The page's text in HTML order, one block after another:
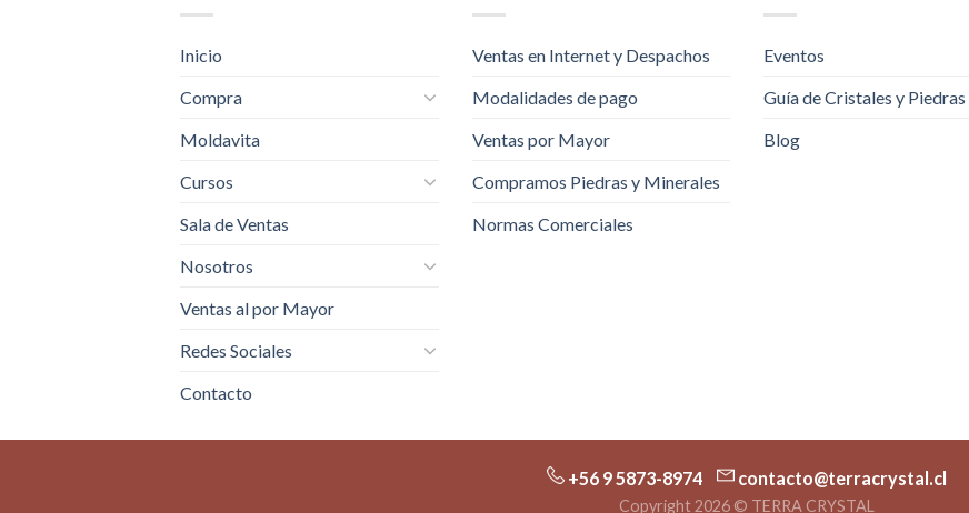
Inicio
Compra
Moldavita
Cursos
Sala de Ventas
Nosotros
Ventas al por Mayor
Redes Sociales
Contacto
Ventas en Internet y Despachos
Modalidades de pago
Ventas por Mayor
Compramos Piedras y Minerales
Normas Comerciales
Eventos
Guía de Cristales y Piedras
Blog
+56 9 5873-8974 contacto@terracrystal.cl
Copyright 2026 © TERRA CRYSTAL